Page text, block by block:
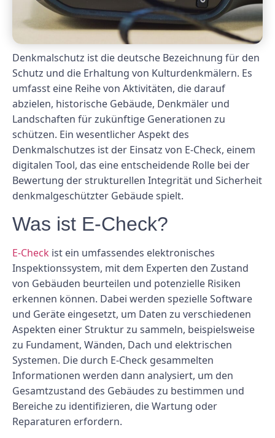
Denkmalschutz ist die deutsche Bezeichnung für den
Schutz und die Erhaltung von Kulturdenkmälern. Es
umfasst eine Reihe von Aktivitäten, die darauf
abzielen, historische Gebäude, Denkmäler und
Landschaften für zukünftige Generationen zu
schützen. Ein wesentlicher Aspekt des
Denkmalschutzes ist der Einsatz von E-Check, einem
digitalen Tool, das eine entscheidende Rolle bei der
Bewertung der strukturellen Integrität und Sicherheit
denkmalgeschützter Gebäude spielt.
Was ist E-Check?
E-Check ist ein umfassendes elektronisches
Inspektionssystem, mit dem Experten den Zustand
von Gebäuden beurteilen und potenzielle Risiken
erkennen können. Dabei werden spezielle Software
und Geräte eingesetzt, um Daten zu verschiedenen
Aspekten einer Struktur zu sammeln, beispielsweise
zu Fundament, Wänden, Dach und elektrischen
Systemen. Die durch E-Check gesammelten
Informationen werden dann analysiert, um den
Gesamtzustand des Gebäudes zu bestimmen und
Bereiche zu identifizieren, die Wartung oder
Reparaturen erfordern.